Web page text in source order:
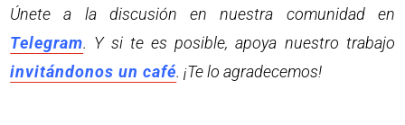
Únete a la discusión en nuestra comunidad en
Telegram. Y si te es posible, apoya nuestro trabajo
invitándonos un café. ¡Te lo agradecemos!